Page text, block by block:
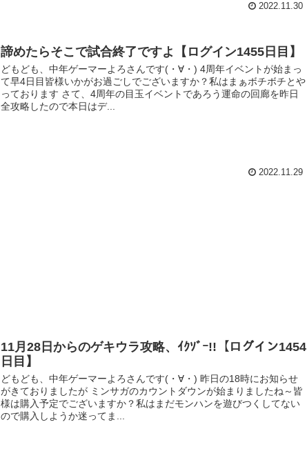
2022.11.30
諦めたらそこで試合終了ですよ【ログイン1455日目】
どもども、中年ゲーマーよろさんです(・∀・) 4周年イベントが始まっ
て早4日目皆様いかがお過ごしでございますか？私はまぁボチボチとや
っております さて、4周年の目玉イベントであろう運命の回廊を昨日
全攻略したので本日はデ...
2022.11.29
11月28日からのゲキウラ攻略、ｲｸｿﾞｰ!!【ログイン1454
日目】
どもども、中年ゲーマーよろさんです(・∀・) 昨日の18時にお知らせ
がきておりましたが ミンサガのカウントダウンが始まりましたね～皆
様は購入予定でございますか？私はまだモンハンを遊びつくしてない
ので購入しようか迷ってま...